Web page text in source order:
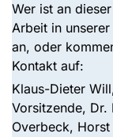
Wer ist an
Arbeit in
an, oder
Kontakt auf:
Klaus-Dieter
Vorsitzende, Dr.
Overbeck,